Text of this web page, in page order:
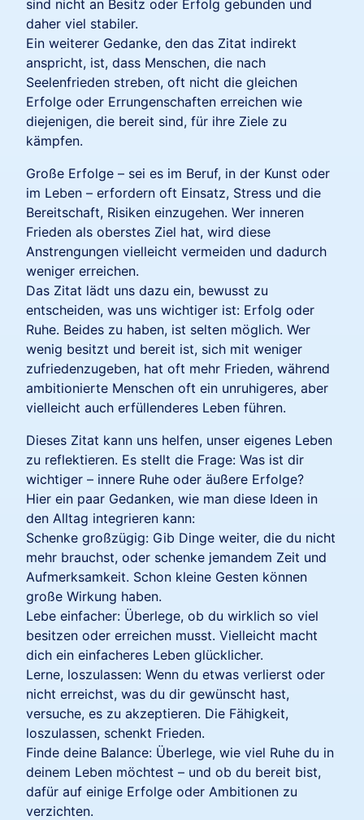
sind nicht an Besitz oder Erfolg gebunden und
daher viel stabiler.
Ein weiterer Gedanke, den das Zitat indirekt
anspricht, ist, dass Menschen, die nach
Seelenfrieden streben, oft nicht die gleichen
Erfolge oder Errungenschaften erreichen wie
diejenigen, die bereit sind, für ihre Ziele zu
kämpfen.
Große Erfolge – sei es im Beruf, in der Kunst oder
im Leben – erfordern oft Einsatz, Stress und die
Bereitschaft, Risiken einzugehen. Wer inneren
Frieden als oberstes Ziel hat, wird diese
Anstrengungen vielleicht vermeiden und dadurch
weniger erreichen.
Das Zitat lädt uns dazu ein, bewusst zu
entscheiden, was uns wichtiger ist: Erfolg oder
Ruhe. Beides zu haben, ist selten möglich. Wer
wenig besitzt und bereit ist, sich mit weniger
zufriedenzugeben, hat oft mehr Frieden, während
ambitionierte Menschen oft ein unruhigeres, aber
vielleicht auch erfüllenderes Leben führen.
Dieses Zitat kann uns helfen, unser eigenes Leben
zu reflektieren. Es stellt die Frage: Was ist dir
wichtiger – innere Ruhe oder äußere Erfolge?
Hier ein paar Gedanken, wie man diese Ideen in
den Alltag integrieren kann:
Schenke großzügig: Gib Dinge weiter, die du nicht
mehr brauchst, oder schenke jemandem Zeit und
Aufmerksamkeit. Schon kleine Gesten können
große Wirkung haben.
Lebe einfacher: Überlege, ob du wirklich so viel
besitzen oder erreichen musst. Vielleicht macht
dich ein einfacheres Leben glücklicher.
Lerne, loszulassen: Wenn du etwas verlierst oder
nicht erreichst, was du dir gewünscht hast,
versuche, es zu akzeptieren. Die Fähigkeit,
loszulassen, schenkt Frieden.
Finde deine Balance: Überlege, wie viel Ruhe du in
deinem Leben möchtest – und ob du bereit bist,
dafür auf einige Erfolge oder Ambitionen zu
verzichten.